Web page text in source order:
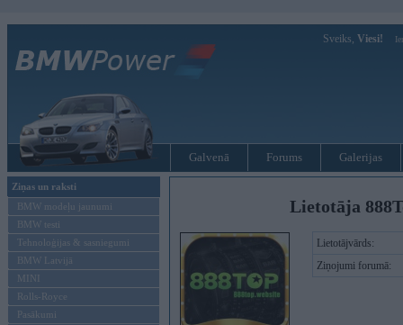
Sveiks, Viesi!
Galvenā Forums Galerijas
Ziņas un raksti
BMW modeļu jaunumi
BMW testi
Tehnoloģijas & sasniegumi
BMW Latvijā
MINI
Rolls-Royce
Pasākumi
Lietotāja
Lietotājvārds:
Ziņojumi forumā: